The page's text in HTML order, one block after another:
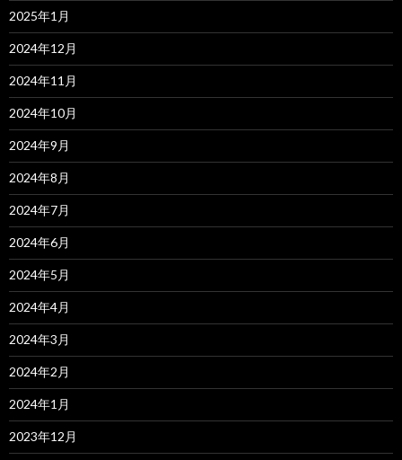
2025年1月
2024年12月
2024年11月
2024年10月
2024年9月
2024年8月
2024年7月
2024年6月
2024年5月
2024年4月
2024年3月
2024年2月
2024年1月
2023年12月